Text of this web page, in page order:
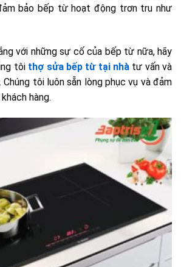
bảo bếp từ hoạt động trơn tru như
với những sự cố của bếp từ nữa, hãy
tôithợ sửa bếp từ tại nhà tư vấn và
Chúng tôi luôn sẵn lòng phục vụ và đảm
hàng.